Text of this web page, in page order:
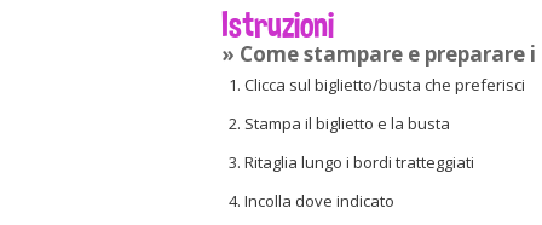
Istruzioni
» Come stampare e preparare
Clicca sul biglietto/busta che preferisci
Stampa il biglietto e la busta
Ritaglia lungo i bordi tratteggiati
Incolla dove indicato